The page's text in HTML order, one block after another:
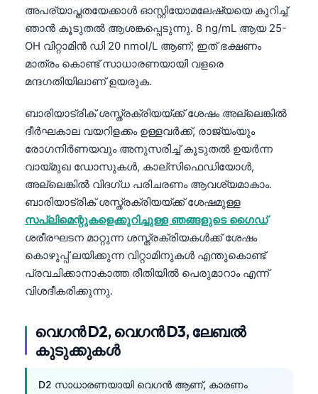
അപര്യാപ്തതയേക്കാൾ ഓസ്റ്റിയോമലേഷ്യയെ കുറിച്ച്
ഞാൻ കൂടുതൽ ആശങ്കപ്പെടുന്നു. 8 ng/mL ആയ 25-
OH വിറ്റാമിൻ ഡി 20 nmol/L ആണ്; ഇത് ഭക്ഷണം
മാത്രം കൊണ്ട് സാധാരണയായി വളരെ
മന്ദഗതിയിലാണ് ഉയരുക.
ബാരിയാട്രിക് ശസ്ത്രക്രിയയ്ക്ക് ശേഷം അല്ലെങ്കിൽ
ദീർഘകാല വയറിളക്കം ഉള്ളവർക്ക്, രാജ്യംയും
രോഗനിർണയവും അനുസരിച്ച് കൂടുതൽ ഉയർന്ന
വായ്മുഖ ഡോസുകൾ, കാല്സിഫെഡിയോൾ,
അല്ലെങ്കിൽ വിദഗ്ധ പരിചരണം ആവശ്യമാകാം.
ബാരിയാട്രിക് ശസ്ത്രക്രിയയ്ക്ക് ശേഷമുള്ള
സപ്ലിമെന്റുകളെക്കുറിച്ചുള്ള ഞങ്ങളുടെ ഗൈഡ്
ശരീരഘടന മാറ്റുന്ന ശസ്ത്രക്രിയകൾക്ക് ശേഷം
കൊഴുപ്പ് ലയിക്കുന്ന വിറ്റാമിനുകൾ എന്തുകൊണ്ട്
പ്രവചിക്കാനാകാത്ത രീതിയിൽ പെരുമാറാം എന്ന്
വിശദീകരിക്കുന്നു.
വെഗൻ D2, വെഗൻ D3, ലേബൽ
കുടുക്കുകൾ
D2 സാധാരണയായി വെഗൻ ആണ്, കാരണം
ភាសាខ្មែរ
Kiswahili
አማርኛ
O‘zbekcha
Català
Қазақ тілі
Suomi
Hrvatski
Slovenčina
كوردی‎
پښتو
සිංහල
অসমীয়া
Galego
Latviešu valoda